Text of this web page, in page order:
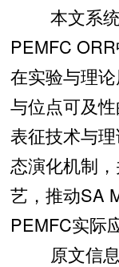
本文系统
PEMFC
在实验与理
与位点可及
表征技术与
态演化机制
艺，推动SA
PEMFC实际
原文信息